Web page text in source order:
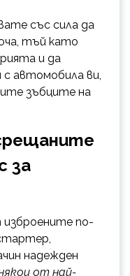
със сила да
тъй като
и да
с автомобила ви,
зъбците на
за
изброените по-
надежден
от най-